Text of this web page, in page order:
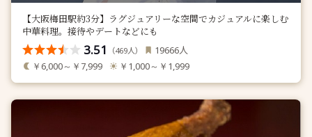
【大阪梅田駅約3分】ラグジュアリーな空間でカジュアルに楽しむ
中華料理。接待やデートなどにも
3.51 （469人） 19666人
￥6,000～￥7,999 ￥1,000～￥1,999